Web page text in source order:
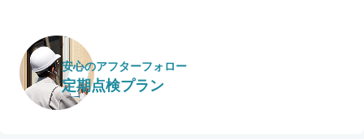
安心のアフターフォロー
定期点検プラン